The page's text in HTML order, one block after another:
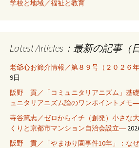
学校と地域／福祉と教育
Latest Articles：最新の記事（
老爺心お節介情報／第８９号（２０２６年
9日
阪野 貢／「コミュニタリアニズム」基
ュニタリアニズム論のワンポイントメモ―
寺谷篤志／ゼロからイチ（創発）小さな
くりと京都市マンション自治会設立―
阪野 貢／「やまゆり園事件10年」：な